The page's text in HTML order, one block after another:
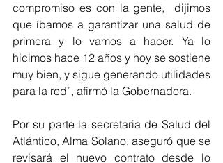
compromiso es con la gente,  dijimos
que íbamos a garantizar una salud de
primera y lo vamos a hacer. Ya lo
hicimos hace 12 años y hoy se sostiene
muy bien, y sigue generando utilidades
para la red”, afirmó la Gobernadora.
Por su parte la secretaria de Salud del
Atlántico, Alma Solano, aseguró que se
revisará el nuevo contrato desde lo